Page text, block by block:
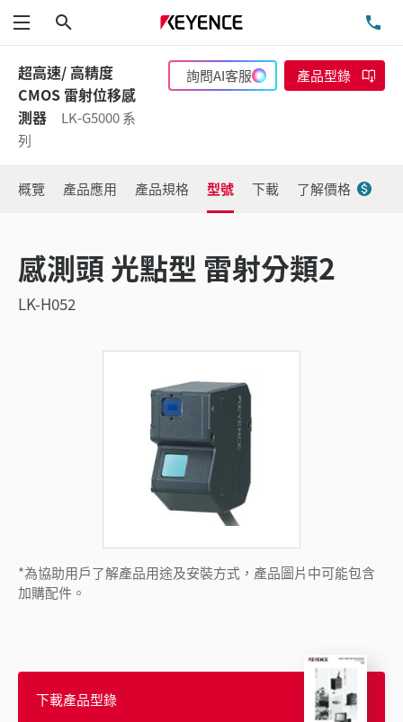
功能表
超高速/ 高精度
CMOS 雷射位移感
測器
LK-G5000 系
列
詢問AI客服 產品型錄
概覽 產品應用 產品規格 型號 下載 了解價格
感測頭 光點型 雷射分類2
LK-H052
*為協助用戶了解產品用途及安裝方式，產品圖片中可能包含
加購配件。
下載產品型錄